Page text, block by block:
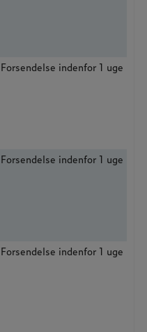
Forsendelse indenfor 1 uge
Forsendelse indenfor 1 uge
Forsendelse indenfor 1 uge